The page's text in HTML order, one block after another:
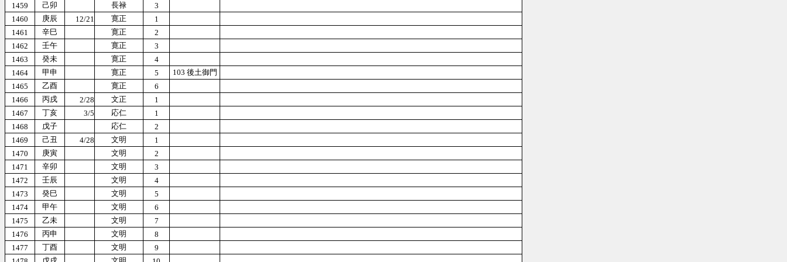
1459
己卯 長禄
3
1460
庚辰 12/21 寛正
1
1461
辛巳 寛正
2
1462
壬午 寛正
3
1463
癸未 寛正
4
1464
甲申 寛正 5
103 後土御門
1465
乙酉 寛正
6
1466
丙戌 2/28 文正
1
1467
丁亥 3/5 応仁
1
1468
戊子 応仁
2
1469
己丑 4/28 文明
1
1470
庚寅 文明
2
1471
辛卯 文明
3
1472
壬辰 文明
4
1473
癸巳 文明
5
1474
甲午 文明
6
1475
乙未 文明
7
1476
丙申 文明
8
1477
丁酉 文明
9